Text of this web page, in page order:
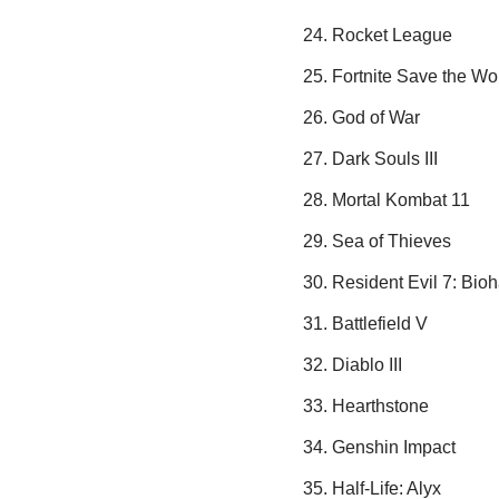
Rocket League
Fortnite Save the
God of War
Dark Souls III
Mortal Kombat 11
Sea of Thieves
Resident Evil 7:
Battlefield V
Diablo III
Hearthstone
Genshin Impact
Half-Life: Alyx